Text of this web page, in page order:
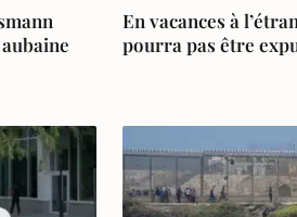
En vacances à
pourra pas être